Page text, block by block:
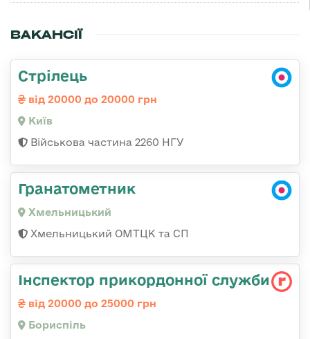
ВАКАНСІЇ
Стрілець
від 20000 до 20000 грн
Київ
Військова частина 2260 НГУ
Гранатометник
Хмельницький
Хмельницький ОМТЦК та СП
Інспектор прикордонної служби
від 20000 до 25000 грн
Бориспіль